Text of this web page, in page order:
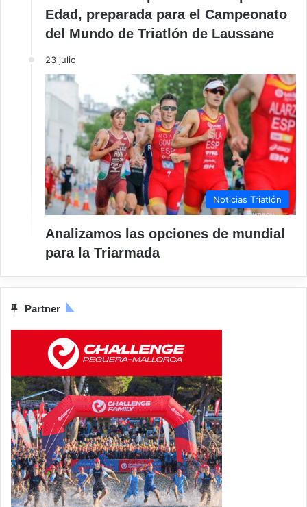
Edad, preparada para el Campeonato
del Mundo de Triatlón de Laussane
23 julio
Noticias Triatlón
Analizamos las opciones de mundial
para la Triarmada
Partner